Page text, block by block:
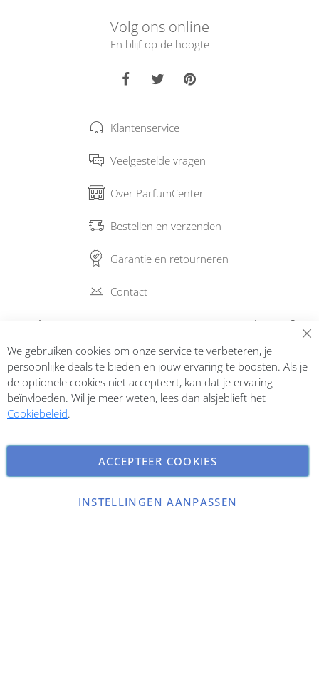
Volg ons online
En blijf op de hoogte
Klantenservice
Veelgestelde vragen
Over ParfumCenter
Bestellen en verzenden
Garantie en retourneren
Contact
Abonneer op onze nieuwsbrief
Inschrijven
Copyright © 2026 ParfumCenter.nl. All rights reserved.
We gebruiken cookies om onze service te verbeteren, je
persoonlijke deals te bieden en jouw ervaring te boosten. Als je
de optionele cookies niet accepteert, kan dat je ervaring
beïnvloeden. Wil je meer weten, lees dan alsjeblieft het
Cookiebeleid.
ACCEPTEER COOKIES
INSTELLINGEN AANPASSEN